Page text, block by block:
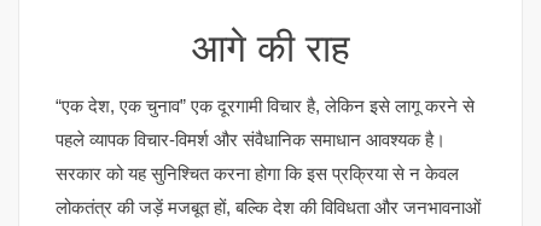
आगे की राह
“एक देश, एक चुनाव” एक दूरगामी विचार है, लेकिन इसे लागू करने से
पहले व्यापक विचार-विमर्श और संवैधानिक समाधान आवश्यक है।
सरकार को यह सुनिश्चित करना होगा कि इस प्रक्रिया से न केवल
लोकतंत्र की जड़ें मजबूत हों, बल्कि देश की विविधता और जनभावनाओं